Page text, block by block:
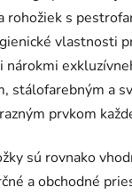
rohožiek s
vlastnosti
nárokmi
stálofarebným a
prvkom
sú rovnako
a obchodné